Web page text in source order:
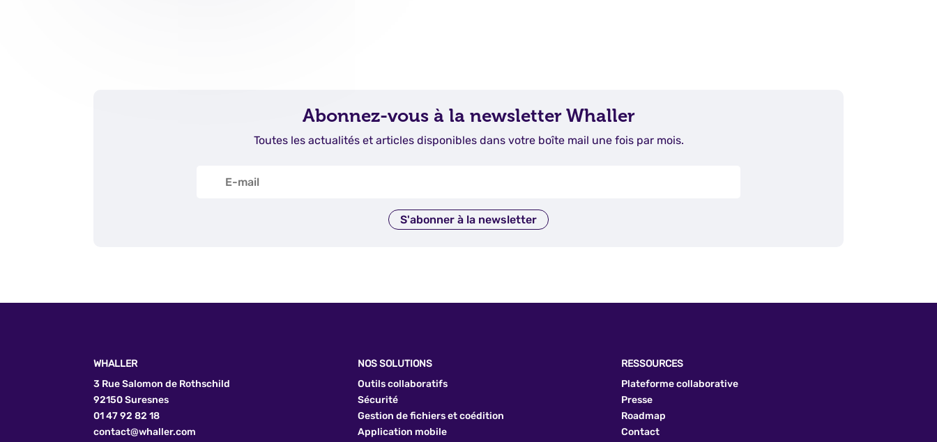
Abonnez-vous à la newsletter Whaller
Toutes les actualités et articles disponibles dans votre boîte mail une fois par mois.
S'abonner à la newsletter
WHALLER
3 Rue Salomon de Rothschild
92150 Suresnes
01 47 92 82 18
contact@whaller.com
NOS SOLUTIONS
Outils collaboratifs
Sécurité
Gestion de fichiers et coédition
Application mobile
RESSOURCES
Plateforme collaborative
Presse
Roadmap
Contact